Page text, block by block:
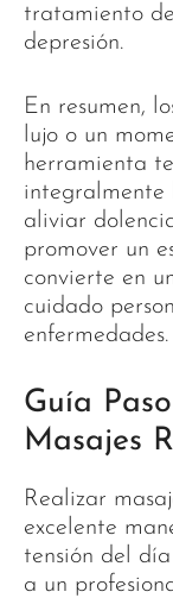
tratamiento
depresión.
En resumen,
lujo o un
herramienta
integralmente
aliviar
promover un
convierte en
cuidado
enfermedades.
Guía
Masajes
Realizar
excelente
tensión del
a un